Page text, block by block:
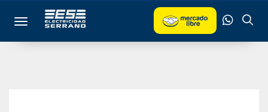
Toggle navigation